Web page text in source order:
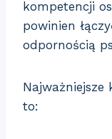
kompetencji
powinien
odpornością
to: